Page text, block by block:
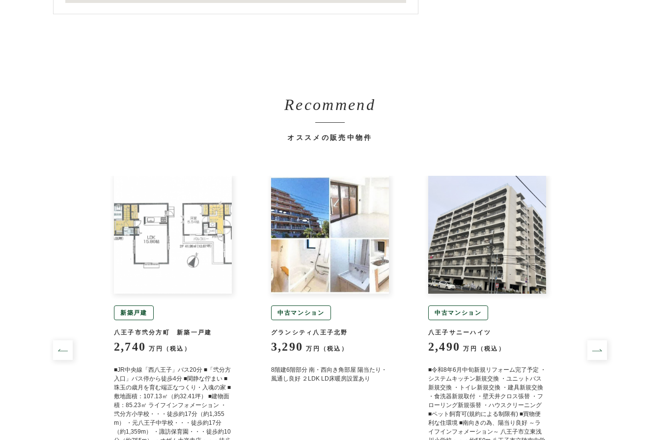
Recommend
オススメの販売中物件
新築戸建
八王子市弐分方町 新築一戸建
2,740 万円（税込）
■JR中央線「西八王子」バス20分 ■「弐分方
入口」バス停から徒歩4分 ■閑静な佇まい ■
珠玉の歳月を育む端正なつくり・入魂の家 ■
敷地面積：107.13㎡（約32.41坪） ■建物面
積：85.23㎡ ライフインフォメーション ・
弐分方小学校・・・徒歩約17分（約1,355
m） ・元八王子中学校・・・徒歩約17分
（約1,359m） ・諏訪保育園・・・徒歩約10
中古マンション
グランシティ八王子北野
3,290 万円（税込）
8階建6階部分 南・西向き角部屋 陽当たり・
風通し良好 ２LDK LD床暖房設置あり
中古マンション
八王子サニーハイツ
2,490 万円（税込）
■令和8年6月中旬新規リフォーム完了予定 ・
システムキッチン新規交換 ・ユニットバス
新規交換 ・トイレ新規交換 ・建具新規交換
・食洗器新規取付 ・壁天井クロス張替 ・フ
ローリング新規張替 ・ハウスクリーニング
■ペット飼育可(規約による制限有) ■買物便
利な住環境 ■南向きの為、陽当り良好 ～ラ
イフインフォメーション～ 八王子市立東浅
5,998